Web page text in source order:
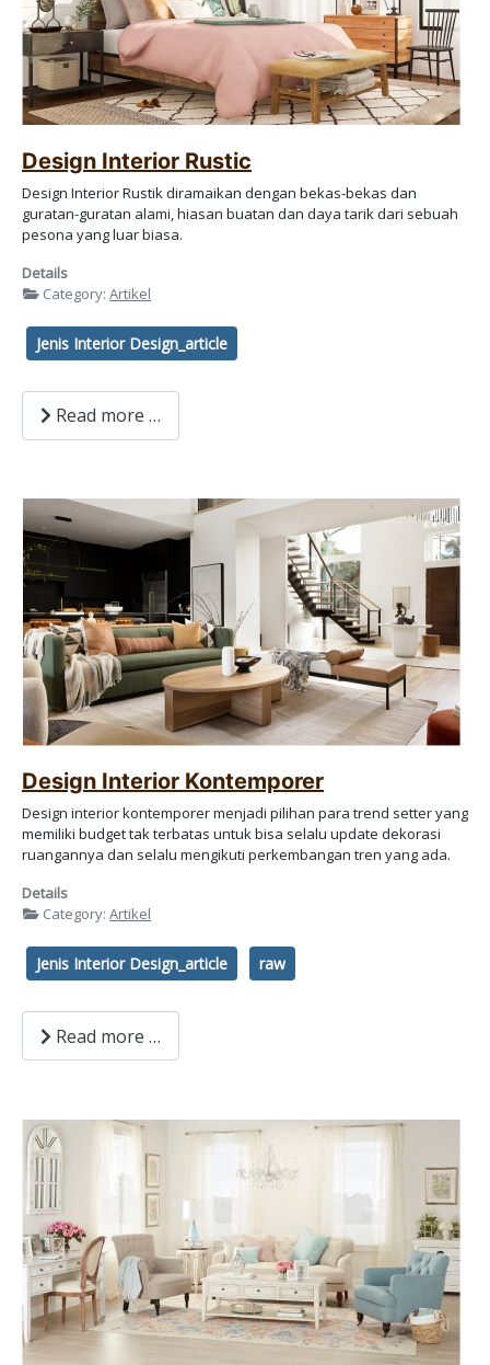
Design Interior Rustic
Design Interior Rustik diramaikan dengan bekas-bekas dan
guratan-guratan alami, hiasan buatan dan daya tarik dari sebuah
pesona yang luar biasa.
Details
Category:Artikel
Jenis Interior Design_article
Read more …
Design Interior Kontemporer
Design interior kontemporer menjadi pilihan para trend setter yang
memiliki budget tak terbatas untuk bisa selalu update dekorasi
ruangannya dan selalu mengikuti perkembangan tren yang ada.
Details
Category:Artikel
Jenis Interior Design_article raw
Read more …